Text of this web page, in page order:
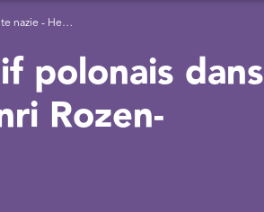
Rozen-Rechels
polonais dans
Rozen-